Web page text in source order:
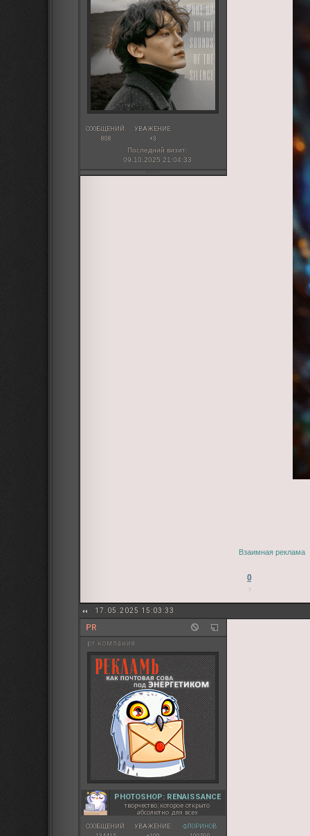
СООБЩЕНИЙ:
808
УВАЖЕНИЕ:
+3
Последний визит:
09.10.2025 21:04:33
Взаимная реклама
0
17.05.2025 15:03:33
PR
pr компания
PHOTOSHOP: RENAISSANCE
творчество, которое открыто
абсолютно для всех
СООБЩЕНИЙ:
УВАЖЕНИЕ:
ФЛОРИНОВ: